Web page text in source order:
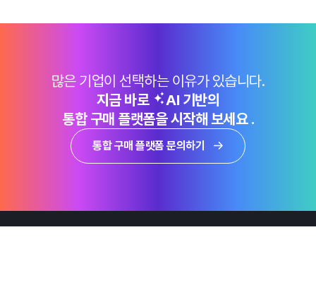
많은 기업이 선택하는 이유가 있습니다.
지금 바로
AI 기반의
통합 구매 플랫폼을 시작해 보세요 .
통합 구매 플랫폼 문의하기